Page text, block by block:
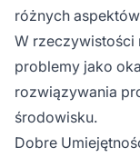
różnych
W rzeczywistości
problemy jako
rozwiązywania
środowisku.
Dobre